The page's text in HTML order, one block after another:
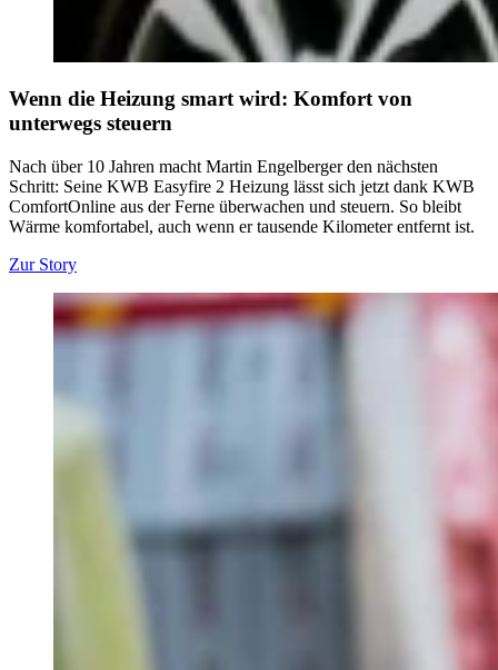
Wenn die Heizung smart wird: Komfort von
unterwegs steuern
Nach über 10 Jahren macht Martin Engelberger den nächsten
Schritt: Seine KWB Easyfire 2 Heizung lässt sich jetzt dank KWB
ComfortOnline aus der Ferne überwachen und steuern. So bleibt
Wärme komfortabel, auch wenn er tausende Kilometer entfernt ist.
Zur Story